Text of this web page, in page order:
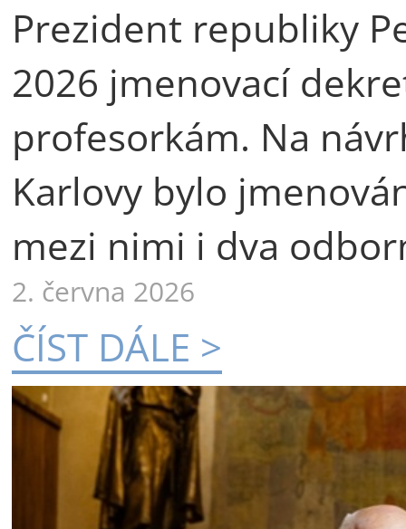
Prezident republiky
2026 jmenovací
profesorkám. Na
Karlovy bylo
mezi nimi i dva
2. června 2026
ČÍST DÁLE >